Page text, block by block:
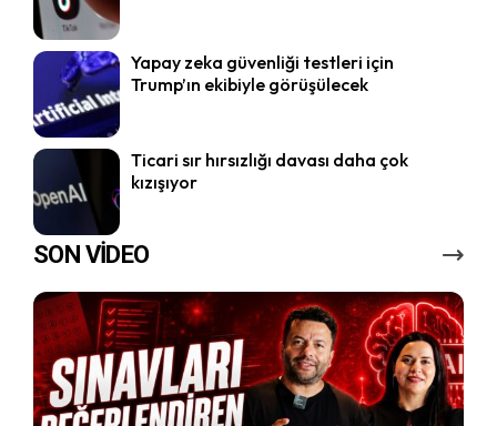
Yapay zeka güvenliği testleri için
Trump’ın ekibiyle görüşülecek
Ticari sır hırsızlığı davası daha çok
kızışıyor
SON VİDEO